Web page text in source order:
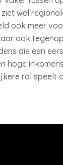
wel
ook meer
ook
die een
hoge
rol speelt